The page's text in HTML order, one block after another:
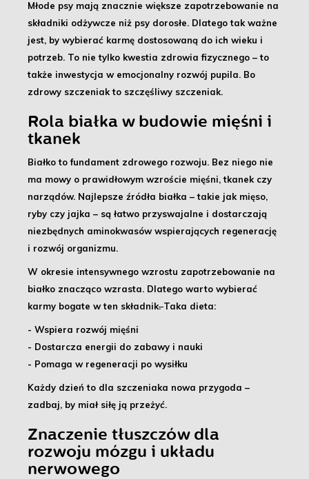
Młode psy mają znacznie większe zapotrzebowanie na
składniki odżywcze niż psy dorosłe. Dlatego tak ważne
jest, by wybierać karmę dostosowaną do ich wieku i
potrzeb. To nie tylko kwestia zdrowia fizycznego – to
także inwestycja w emocjonalny rozwój pupila. Bo
zdrowy szczeniak to szczęśliwy szczeniak.
Rola białka w budowie mięśni i
tkanek
Białko to fundament zdrowego rozwoju. Bez niego nie
ma mowy o prawidłowym wzroście mięśni, tkanek czy
narządów. Najlepsze źródła białka – takie jak mięso,
ryby czy jajka – są łatwo przyswajalne i dostarczają
niezbędnych aminokwasów wspierających regenerację
i rozwój organizmu.
W okresie intensywnego wzrostu zapotrzebowanie na
białko znacząco wzrasta. Dlatego warto wybierać
karmy bogate w ten składnik.Taka dieta:
- Wspiera rozwój mięśni
- Dostarcza energii do zabawy i nauki
- Pomaga w regeneracji po wysiłku
Każdy dzień to dla szczeniaka nowa przygoda –
zadbaj, by miał siłę ją przeżyć.
Znaczenie tłuszczów dla
rozwoju mózgu i układu
nerwowego